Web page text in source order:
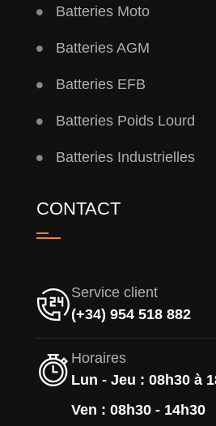
Batteries Moto
Batteries AGM
Batteries EFB
Batteries Poids Lourd
Batteries Industrielles
CONTACT
Service client
(+34) 954 518 882
Horaires
Lun - Jeu : 08h30 à
Ven : 08h30 - 14h30